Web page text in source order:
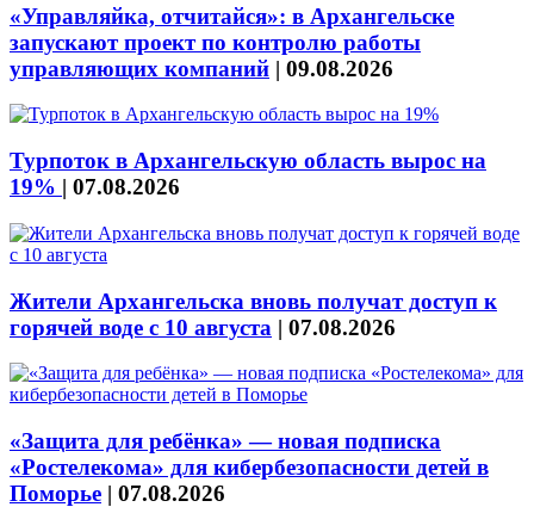
«Управляйка, отчитайся»: в Архангельске
запускают проект по контролю работы
управляющих компаний | 09.08.2026
Турпоток в Архангельскую область вырос на
19% | 07.08.2026
Жители Архангельска вновь получат доступ к
горячей воде с 10 августа | 07.08.2026
«Защита для ребёнка» — новая подписка
«Ростелекома» для кибербезопасности детей в
Поморье | 07.08.2026